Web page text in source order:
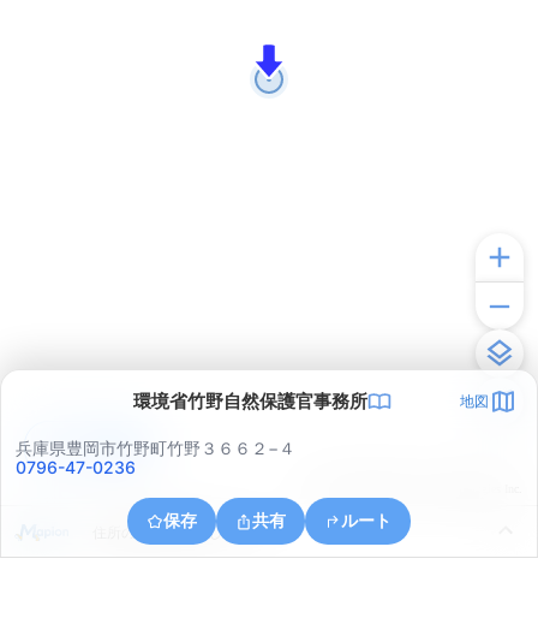
環境省竹野自然保護官事務所 地図
兵庫県豊岡市竹野町竹野３６６２−４
0796-47-0236
保存 共有 ルート
住所の取得に失敗しました
アプリで見る